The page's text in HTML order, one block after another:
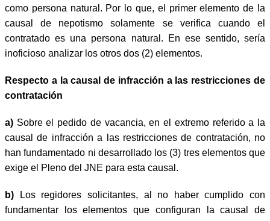
como persona natural. Por lo que, el primer elemento de la
causal de nepotismo solamente se verifica cuando el
contratado es una persona natural. En ese sentido, sería
inoficioso analizar los otros dos (2) elementos.
Respecto a la causal de infracción a las restricciones de
contratación
a) Sobre el pedido de vacancia, en el extremo referido a la
causal de infracción a las restricciones de contratación, no
han fundamentado ni desarrollado los (3) tres elementos que
exige el Pleno del JNE para esta causal.
b)
Los regidores solicitantes, al no haber cumplido con
fundamentar los elementos que configuran la causal de